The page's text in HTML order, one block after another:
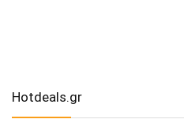
Hotdeals.gr